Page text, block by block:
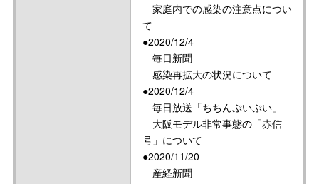
家庭内での感染の注意点につい
て
●2020/12/4
毎日新聞
感染再拡大の状況について
●2020/12/4
毎日放送「ちちんぷいぷい」
大阪モデル非常事態の「赤信
号」について
●2020/11/20
産経新聞